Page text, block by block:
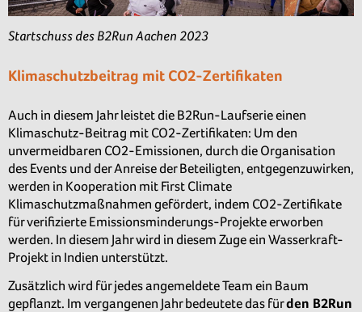
Startschuss des B2Run Aachen 2023
Klimaschutzbeitrag mit CO2-Zertifikaten
Auch in diesem Jahr leistet die B2Run-Laufserie einen
Klimaschutz-Beitrag mit CO2-Zertifikaten: Um den
unvermeidbaren CO2-Emissionen, durch die Organisation
des Events und der Anreise der Beteiligten, entgegenzuwirken,
werden in Kooperation mit First Climate
Klimaschutzmaßnahmen gefördert, indem CO2-Zertifikate
für verifizierte Emissionsminderungs-Projekte erworben
werden. In diesem Jahr wird in diesem Zuge ein Wasserkraft-
Projekt in Indien unterstützt.
Zusätzlich wird für jedes angemeldete Team ein Baum
gepflanzt. Im vergangenen Jahr bedeutete das fürden B2Run